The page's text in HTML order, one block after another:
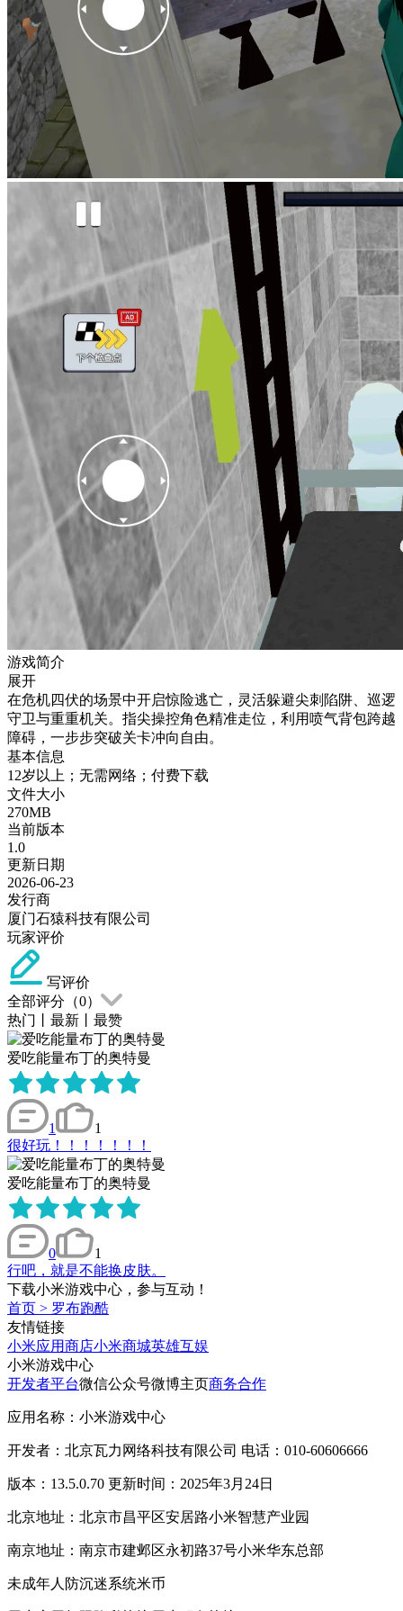
游戏简介
展开
在危机四伏的场景中开启惊险逃亡，灵活躲避尖刺陷阱、巡逻
守卫与重重机关。指尖操控角色精准走位，利用喷气背包跨越
障碍，一步步突破关卡冲向自由。
基本信息
12岁以上；无需网络；付费下载
文件大小
270MB
当前版本
1.0
更新日期
2026-06-23
发行商
厦门石猿科技有限公司
玩家评价
写评价
全部评分（0）
热门
最新 最赞
爱吃能量布丁的奥特曼
1
1
很好玩！！！！！！！
爱吃能量布丁的奥特曼
0
1
行吧，就是不能换皮肤。
下载小米游戏中心，参与互动！
首页 > 罗布跑酷
友情链接
小米应用商店小米商城英雄互娱
小米游戏中心
开发者平台微信公众号微博主页商务合作
应用名称：小米游戏中心
开发者：北京瓦力网络科技有限公司 电话：010-60606666
版本：13.5.0.70 更新时间：2025年3月24日
北京地址：北京市昌平区安居路小米智慧产业园
南京地址：南京市建邺区永初路37号小米华东总部
未成年人防沉迷系统米币